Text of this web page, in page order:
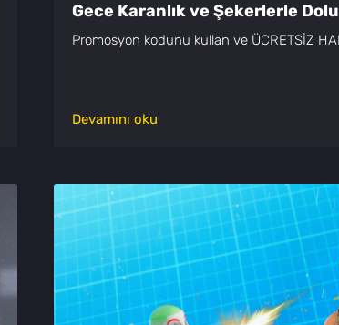
Gece Karanlık ve Şekerlerle Dolu
Promosyon kodunu kullan ve ÜCRETSİZ
Devamını oku